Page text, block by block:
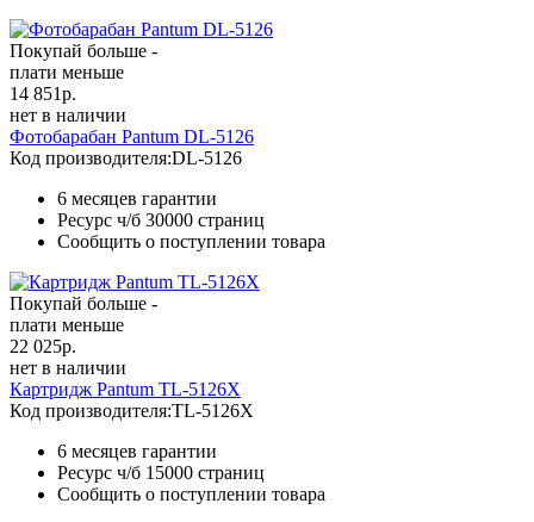
Покупай больше -
плати меньше
14 851р.
нет в наличии
Фотобарабан Pantum DL-5126
Код производителя:DL-5126
6 месяцев гарантии
Ресурс ч/б 30000 страниц
Сообщить о поступлении товара
Покупай больше -
плати меньше
22 025р.
нет в наличии
Картридж Pantum TL-5126X
Код производителя:TL-5126X
6 месяцев гарантии
Ресурс ч/б 15000 страниц
Сообщить о поступлении товара